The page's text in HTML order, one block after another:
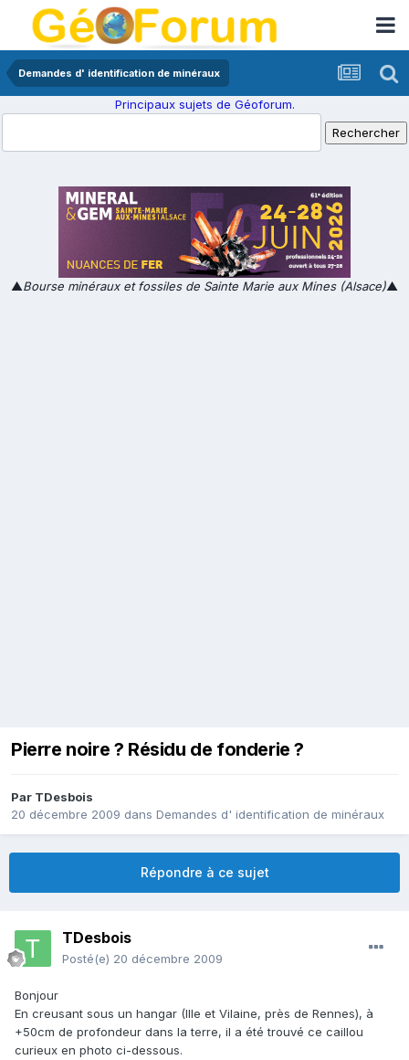
Demandes d' identification de minéraux
Principaux sujets de Géoforum.
▲Bourse minéraux et fossiles de Sainte Marie aux Mines (Alsace)▲
Pierre noire ? Résidu de fonderie ?
Par TDesbois
20 décembre 2009 dans Demandes d' identification de minéraux
Répondre à ce sujet
TDesbois
Posté(e) 20 décembre 2009
Bonjour
En creusant sous un hangar (Ille et Vilaine, près de Rennes), à
+50cm de profondeur dans la terre, il a été trouvé ce caillou
curieux en photo ci-dessous.